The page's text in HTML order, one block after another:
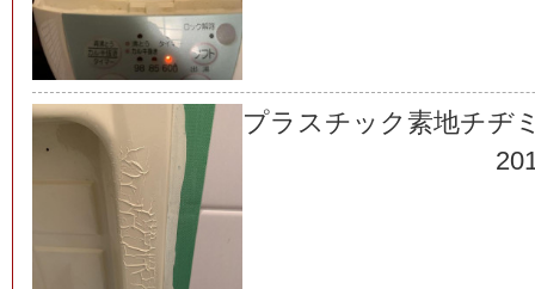
プラスチック素地チヂ